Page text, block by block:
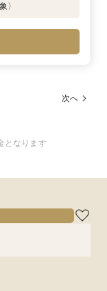
〉
次へ
となります